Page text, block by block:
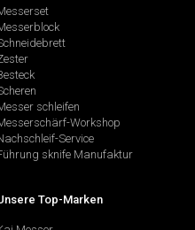
schleifen
Workshop
Service
sknife Manufaktur
Top-Marken